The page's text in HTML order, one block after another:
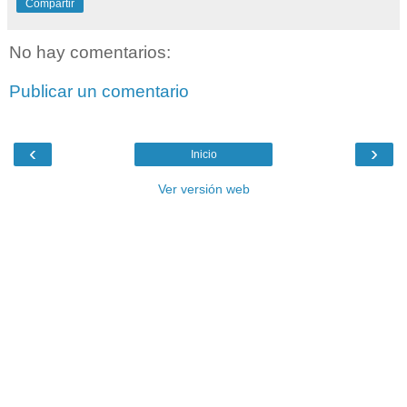
Compartir
No hay comentarios:
Publicar un comentario
‹ ›
Inicio
Ver versión web